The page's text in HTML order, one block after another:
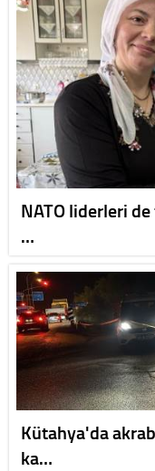
NATO liderleri
…
Kütahya'da
ka…